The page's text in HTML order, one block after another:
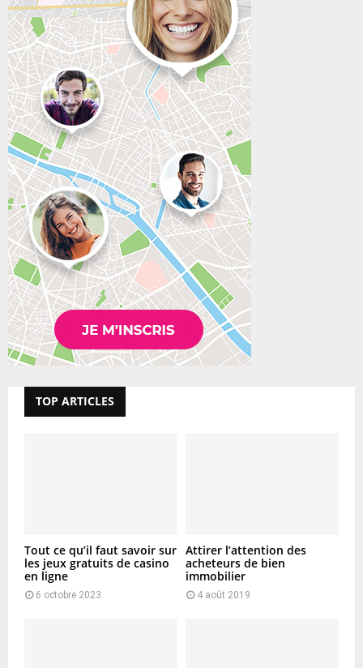
TOP ARTICLES
Tout ce qu’il faut savoir sur
les jeux gratuits de casino
en ligne
6 octobre 2023
Attirer l’attention des
acheteurs de bien
immobilier
4 août 2019